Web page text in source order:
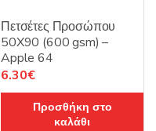
Πετσέτες Προσώπου
50X90 (600 gsm) –
Apple 64
6.30€
Προσθήκη στο
καλάθι